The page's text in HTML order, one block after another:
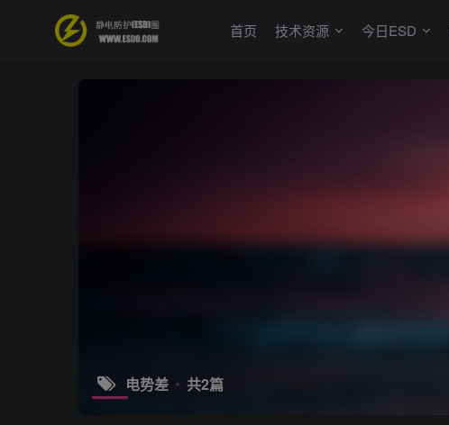
首页 技术资源 今日ESD
电势差 共2篇